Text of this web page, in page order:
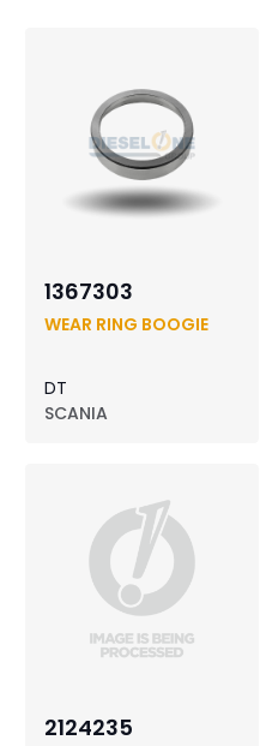
1367303
WEAR RING BOOGIE
DT
SCANIA
2124235